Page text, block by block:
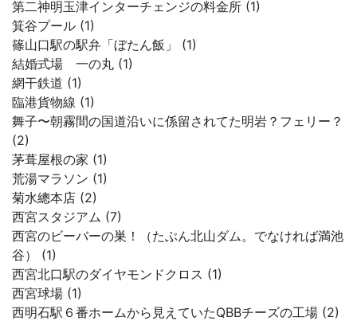
第二神明玉津インターチェンジの料金所 (1)
箕谷プール (1)
篠山口駅の駅弁「ぼたん飯」 (1)
結婚式場 一の丸 (1)
網干鉄道 (1)
臨港貨物線 (1)
舞子〜朝霧間の国道沿いに係留されてた明岩？フェリー？
(2)
茅葺屋根の家 (1)
荒湯マラソン (1)
菊水總本店 (2)
西宮スタジアム (7)
西宮のビーバーの巣！（たぶん北山ダム。でなければ満池
谷） (1)
西宮北口駅のダイヤモンドクロス (1)
西宮球場 (1)
西明石駅６番ホームから見えていたQBBチーズの工場 (2)